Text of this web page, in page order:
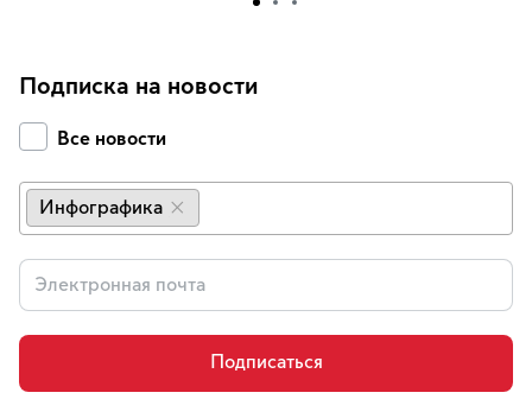
Подписка на новости
Все новости
Инфографика
Подписаться